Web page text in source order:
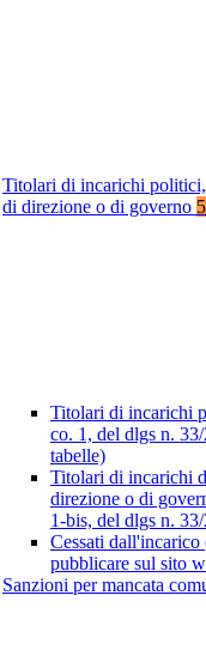
Titolari di incarichi
di direzione o di governo 5
Titolari di incarichi
co. 1, del dlgs n.
tabelle)
Titolari di incarichi
direzione o di
1-bis, del dlgs n.
Cessati dall'incarico
pubblicare sul sito
Sanzioni per mancata